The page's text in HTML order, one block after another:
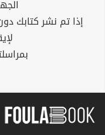
إذا تم نشر كتابك